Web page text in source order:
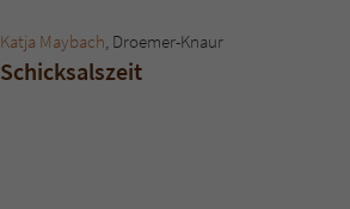
Katja Maybach, Droemer-Knaur
Schicksalszeit